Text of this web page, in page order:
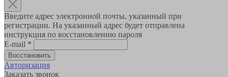
Введите адрес электронной почты, указанный при
регистрации. На указанный адрес будет отправлена
инструкция по восстановлению пароля
E-mail *
Авторизация
Заказать звонок